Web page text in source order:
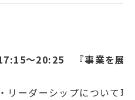
～20:25 『事業を
・リーダーシップについて理